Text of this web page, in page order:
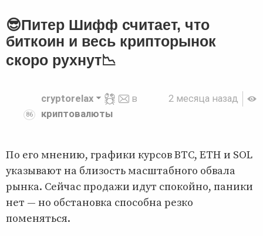
😎Питер Шифф считает, что
биткоин и весь крипторынок
скоро рухнут📉
2 месяца назад
86
cryptorelax
в
криптовалюты
По его мнению, графики курсов BTC, ETH и SOL
указывают на близость масштабного обвала
рынка. Сейчас продажи идут спокойно, паники
нет — но обстановка способна резко
поменяться.